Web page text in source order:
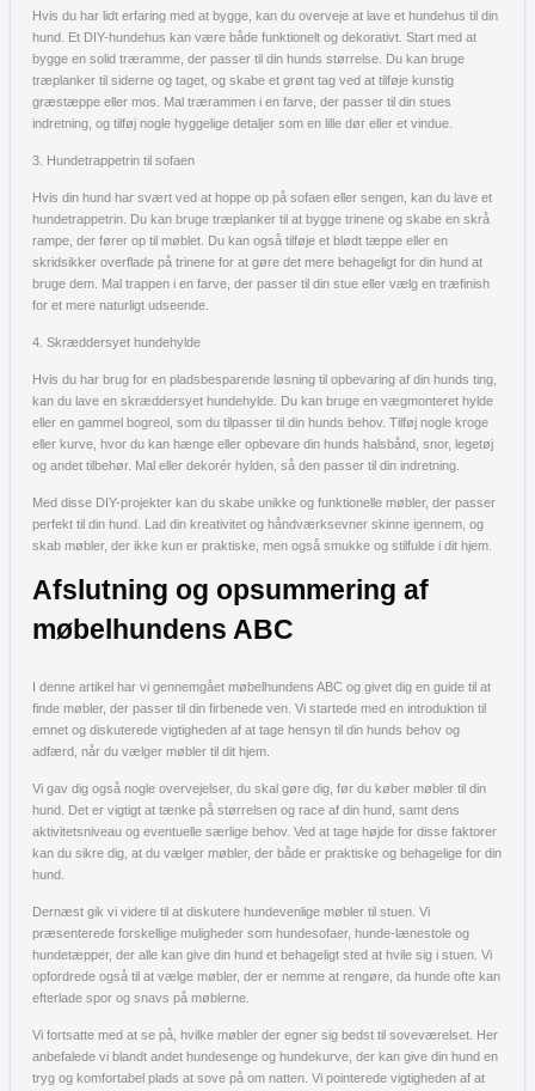
Hvis du har lidt erfaring med at bygge, kan du overveje at lave et hundehus til din
hund. Et DIY-hundehus kan være både funktionelt og dekorativt. Start med at
bygge en solid træramme, der passer til din hunds størrelse. Du kan bruge
træplanker til siderne og taget, og skabe et grønt tag ved at tilføje kunstig
græstæppe eller mos. Mal trærammen i en farve, der passer til din stues
indretning, og tilføj nogle hyggelige detaljer som en lille dør eller et vindue.
3. Hundetrappetrin til sofaen
Hvis din hund har svært ved at hoppe op på sofaen eller sengen, kan du lave et
hundetrappetrin. Du kan bruge træplanker til at bygge trinene og skabe en skrå
rampe, der fører op til møblet. Du kan også tilføje et blødt tæppe eller en
skridsikker overflade på trinene for at gøre det mere behageligt for din hund at
bruge dem. Mal trappen i en farve, der passer til din stue eller vælg en træfinish
for et mere naturligt udseende.
4. Skræddersyet hundehylde
Hvis du har brug for en pladsbesparende løsning til opbevaring af din hunds ting,
kan du lave en skræddersyet hundehylde. Du kan bruge en vægmonteret hylde
eller en gammel bogreol, som du tilpasser til din hunds behov. Tilføj nogle kroge
eller kurve, hvor du kan hænge eller opbevare din hunds halsbånd, snor, legetøj
og andet tilbehør. Mal eller dekorér hylden, så den passer til din indretning.
Med disse DIY-projekter kan du skabe unikke og funktionelle møbler, der passer
perfekt til din hund. Lad din kreativitet og håndværksevner skinne igennem, og
skab møbler, der ikke kun er praktiske, men også smukke og stilfulde i dit hjem.
Afslutning og opsummering af
møbelhundens ABC
I denne artikel har vi gennemgået møbelhundens ABC og givet dig en guide til at
finde møbler, der passer til din firbenede ven. Vi startede med en introduktion til
emnet og diskuterede vigtigheden af at tage hensyn til din hunds behov og
adfærd, når du vælger møbler til dit hjem.
Vi gav dig også nogle overvejelser, du skal gøre dig, før du køber møbler til din
hund. Det er vigtigt at tænke på størrelsen og race af din hund, samt dens
aktivitetsniveau og eventuelle særlige behov. Ved at tage højde for disse faktorer
kan du sikre dig, at du vælger møbler, der både er praktiske og behagelige for din
hund.
Dernæst gik vi videre til at diskutere hundevenlige møbler til stuen. Vi
præsenterede forskellige muligheder som hundesofaer, hunde-lænestole og
hundetæpper, der alle kan give din hund et behageligt sted at hvile sig i stuen. Vi
opfordrede også til at vælge møbler, der er nemme at rengøre, da hunde ofte kan
efterlade spor og snavs på møblerne.
Vi fortsatte med at se på, hvilke møbler der egner sig bedst til soveværelset. Her
anbefalede vi blandt andet hundesenge og hundekurve, der kan give din hund en
tryg og komfortabel plads at sove på om natten. Vi pointerede vigtigheden af at